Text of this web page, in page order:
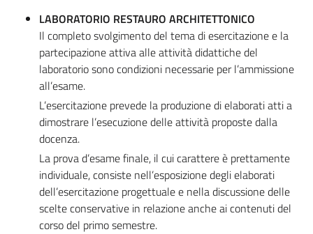
LABORATORIO RESTAURO ARCHITETTONICO
Il completo svolgimento del tema di esercitazione e la
partecipazione attiva alle attività didattiche del
laboratorio sono condizioni necessarie per l’ammissione
all’esame.
L’esercitazione prevede la produzione di elaborati atti a
dimostrare l’esecuzione delle attività proposte dalla
docenza.
La prova d’esame finale, il cui carattere è prettamente
individuale, consiste nell’esposizione degli elaborati
dell’esercitazione progettuale e nella discussione delle
scelte conservative in relazione anche ai contenuti del
corso del primo semestre.